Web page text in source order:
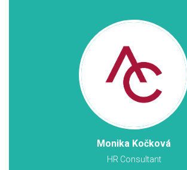
Monika Kočková
HR Consultant